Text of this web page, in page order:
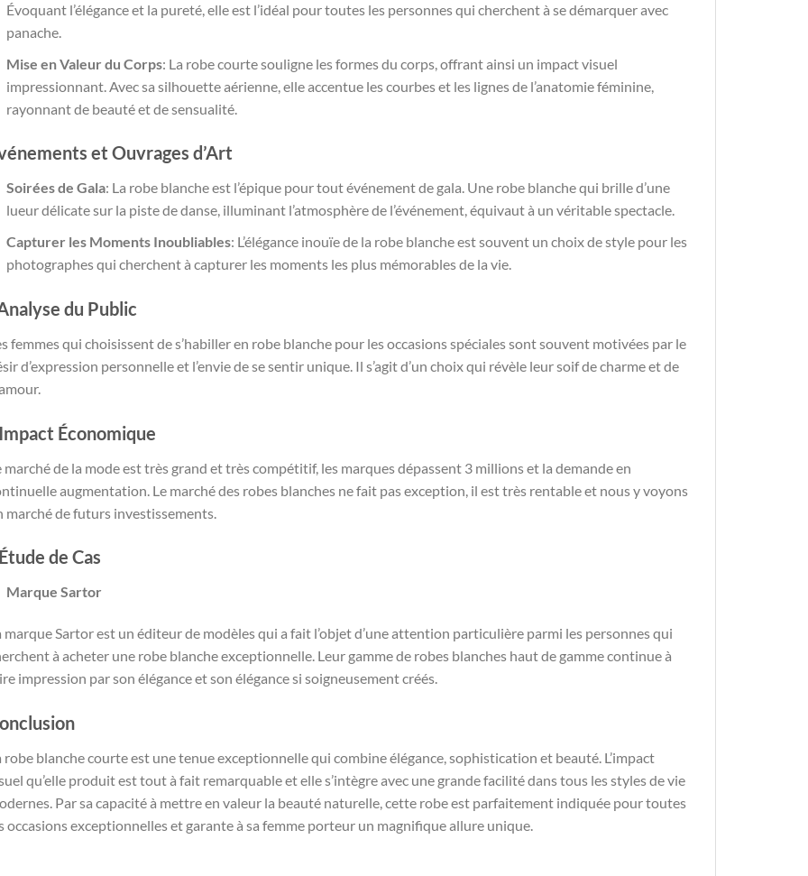
Évoquant l’élégance et la pureté, elle est l’idéal pour toutes les personnes qui cherchent à se démarquer avec
panache.
Mise en Valeur du Corps: La robe courte souligne les formes du corps, offrant ainsi un impact visuel
impressionnant. Avec sa silhouette aérienne, elle accentue les courbes et les lignes de l’anatomie féminine,
rayonnant de beauté et de sensualité.
et Ouvrages d’Art
Soirées de Gala: La robe blanche est l’épique pour tout événement de gala. Une robe blanche qui brille d’une
lueur délicate sur la piste de danse, illuminant l’atmosphère de l’événement, équivaut à un véritable spectacle.
Capturer les Moments Inoubliables: L’élégance inouïe de la robe blanche est souvent un choix de style pour les
photographes qui cherchent à capturer les moments les plus mémorables de la vie.
du Public
femmes qui choisissent de s’habiller en robe blanche pour les occasions spéciales sont souvent motivées par le
d’expression personnelle et l’envie de se sentir unique. Il s’agit d’un choix qui révèle leur soif de charme et de
Économique
marché de la mode est très grand et très compétitif, les marques dépassent 3 millions et la demande en
augmentation. Le marché des robes blanches ne fait pas exception, il est très rentable et nous y voyons
marché de futurs investissements.
de Cas
Marque Sartor
marque Sartor est un éditeur de modèles qui a fait l’objet d’une attention particulière parmi les personnes qui
à acheter une robe blanche exceptionnelle. Leur gamme de robes blanches haut de gamme continue à
impression par son élégance et son élégance si soigneusement créés.
robe blanche courte est une tenue exceptionnelle qui combine élégance, sophistication et beauté. L’impact
qu’elle produit est tout à fait remarquable et elle s’intègre avec une grande facilité dans tous les styles de vie
Par sa capacité à mettre en valeur la beauté naturelle, cette robe est parfaitement indiquée pour toutes
occasions exceptionnelles et garante à sa femme porteur un magnifique allure unique.